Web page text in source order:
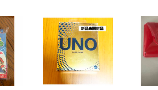
ご理解いただきますよう よろしくお願いいたします
万一、発送時に 郵便事故等がおこり到着しない場合、
て こちらでは補償できませんので、その点ご理解の上
ますよう よろしくお願いします。
定形外郵便など普通郵便の場合、近くに地域で大きな